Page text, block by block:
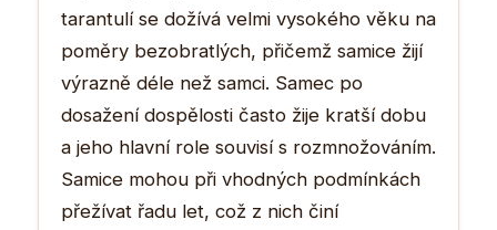
tarantulí se dožívá velmi vysokého věku na
poměry bezobratlých, přičemž samice žijí
výrazně déle než samci. Samec po
dosažení dospělosti často žije kratší dobu
a jeho hlavní role souvisí s rozmnožováním.
Samice mohou při vhodných podmínkách
přežívat řadu let, což z nich činí